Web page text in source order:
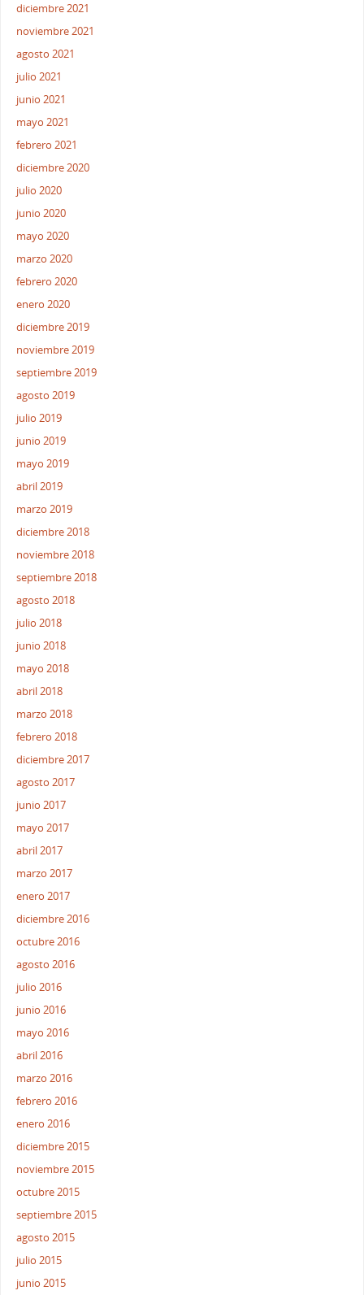
diciembre 2021
noviembre 2021
agosto 2021
julio 2021
junio 2021
mayo 2021
febrero 2021
diciembre 2020
julio 2020
junio 2020
mayo 2020
marzo 2020
febrero 2020
enero 2020
diciembre 2019
noviembre 2019
septiembre 2019
agosto 2019
julio 2019
junio 2019
mayo 2019
abril 2019
marzo 2019
diciembre 2018
noviembre 2018
septiembre 2018
agosto 2018
julio 2018
junio 2018
mayo 2018
abril 2018
marzo 2018
febrero 2018
diciembre 2017
agosto 2017
junio 2017
mayo 2017
abril 2017
marzo 2017
enero 2017
diciembre 2016
octubre 2016
agosto 2016
julio 2016
junio 2016
mayo 2016
abril 2016
marzo 2016
febrero 2016
enero 2016
diciembre 2015
noviembre 2015
octubre 2015
septiembre 2015
agosto 2015
julio 2015
junio 2015